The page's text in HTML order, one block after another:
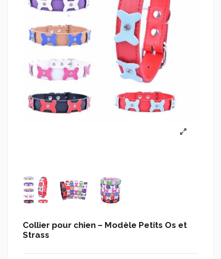
Collier pour chien – Modèle Petits Os et
Strass